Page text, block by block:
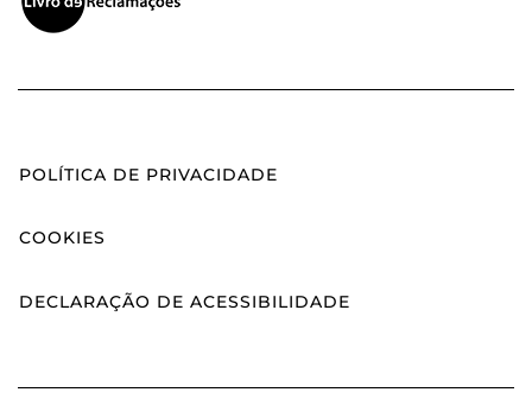
POLÍTICA DE PRIVACIDADE
COOKIES
DECLARAÇÃO DE ACESSIBILIDADE